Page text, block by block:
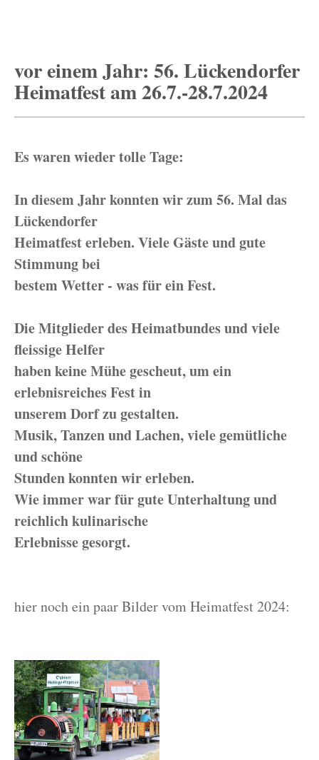
vor einem Jahr: 56. Lückendorfer
Heimatfest am 26.7.-28.7.2024
Es waren wieder tolle Tage:
In diesem Jahr konnten wir zum 56. Mal das
Lückendorfer
Heimatfest erleben. Viele Gäste und gute
Stimmung bei
bestem Wetter - was für ein Fest.
Die Mitglieder des Heimatbundes und viele
fleissige Helfer
haben keine Mühe gescheut, um ein
erlebnisreiches Fest in
unserem Dorf zu gestalten.
Musik, Tanzen und Lachen, viele gemütliche
und schöne
Stunden konnten wir erleben.
Wie immer war für gute Unterhaltung und
reichlich kulinarische
Erlebnisse gesorgt.
hier noch ein paar Bilder vom Heimatfest 2024: